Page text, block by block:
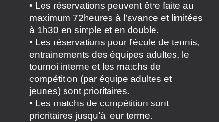
• Les réservations peuvent être faite au
maximum 72heures à l’avance et limitées
à 1h30 en simple et en double.
• Les réservations pour l’école de tennis,
entrainements des équipes adultes, le
tournoi interne et les matchs de
compétition (par équipe adultes et
jeunes) sont prioritaires.
• Les matchs de compétition sont
prioritaires jusqu’à leur terme.